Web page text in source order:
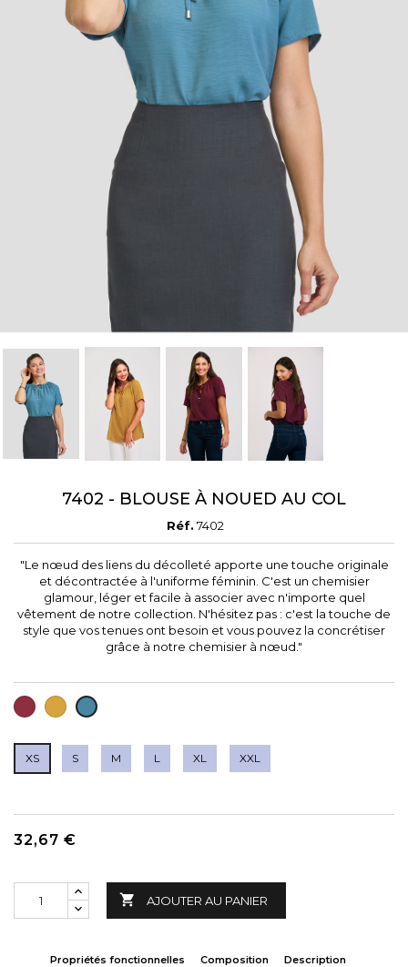
7402 - BLOUSE À NOUED AU COL
Réf. 7402
"Le nœud des liens du décolleté apporte une touche originale
et décontractée à l'uniforme féminin. C'est un chemisier
glamour, léger et facile à associer avec n'importe quel
vêtement de notre collection. N'hésitez pas : c'est la touche de
style que vos tenues ont besoin et vous pouvez la concrétiser
grâce à notre chemisier à nœud."
GRENATMOUTARDE
BLEU
GRIS
XS S M L XL XXL
32,67 €
 AJOUTER AU PANIER
Propriétés fonctionnelles Composition Description
Annuler Créer une liste d'envies
Connexion